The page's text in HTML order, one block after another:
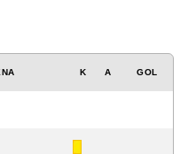
K A GOL